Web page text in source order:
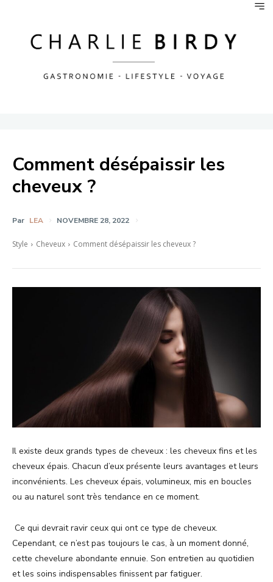
Comment désépaissir les
cheveux ?
Par LEA NOVEMBRE 28, 2022
Style Cheveux Comment désépaissir les cheveux ?
Il existe deux grands types de cheveux : les cheveux fins et les
cheveux épais. Chacun d’eux présente leurs avantages et leurs
inconvénients. Les cheveux épais, volumineux, mis en boucles
ou au naturel sont très tendance en ce moment.
Ce qui devrait ravir ceux qui ont ce type de cheveux.
Cependant, ce n’est pas toujours le cas, à un moment donné,
cette chevelure abondante ennuie. Son entretien au quotidien
et les soins indispensables finissent par fatiguer.